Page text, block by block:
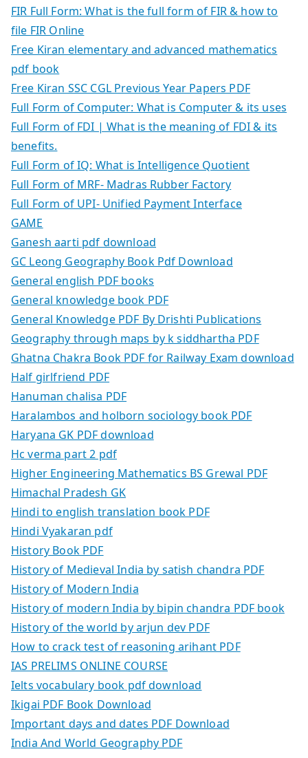
FIR Full Form: What is the full form of FIR & how to
file FIR Online
Free Kiran elementary and advanced mathematics
pdf book
Free Kiran SSC CGL Previous Year Papers PDF
Full Form of Computer: What is Computer & its uses
Full Form of FDI | What is the meaning of FDI & its
benefits.
Full Form of IQ: What is Intelligence Quotient
Full Form of MRF- Madras Rubber Factory
Full Form of UPI- Unified Payment Interface
GAME
Ganesh aarti pdf download
GC Leong Geography Book Pdf Download
General english PDF books
General knowledge book PDF
General Knowledge PDF By Drishti Publications
Geography through maps by k siddhartha PDF
Ghatna Chakra Book PDF for Railway Exam download
Half girlfriend PDF
Hanuman chalisa PDF
Haralambos and holborn sociology book PDF
Haryana GK PDF download
Hc verma part 2 pdf
Higher Engineering Mathematics BS Grewal PDF
Himachal Pradesh GK
Hindi to english translation book PDF
Hindi Vyakaran pdf
History Book PDF
History of Medieval India by satish chandra PDF
History of Modern India
History of modern India by bipin chandra PDF book
History of the world by arjun dev PDF
How to crack test of reasoning arihant PDF
IAS PRELIMS ONLINE COURSE
Ielts vocabulary book pdf download
Ikigai PDF Book Download
Important days and dates PDF Download
India And World Geography PDF